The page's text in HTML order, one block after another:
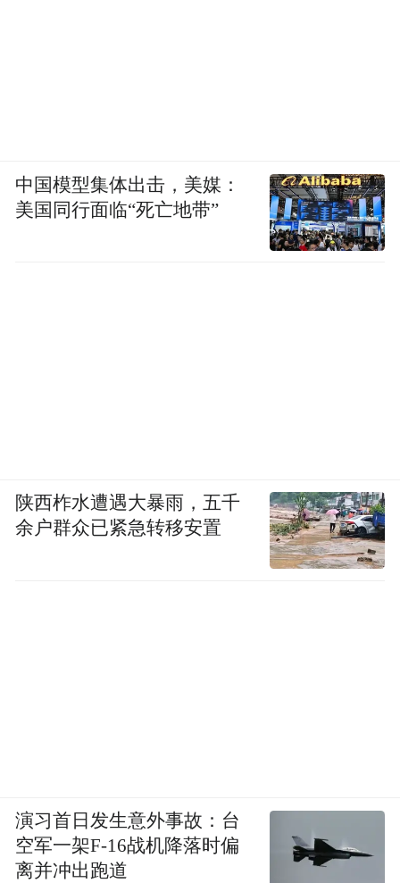
中国模型集体出击，美媒：
美国同行面临“死亡地带”
陕西柞水遭遇大暴雨，五千
余户群众已紧急转移安置
演习首日发生意外事故：台
空军一架F-16战机降落时偏
离并冲出跑道